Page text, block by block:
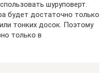
шуруповерт.
будет достаточно только
тонких досок. Поэтому
только в